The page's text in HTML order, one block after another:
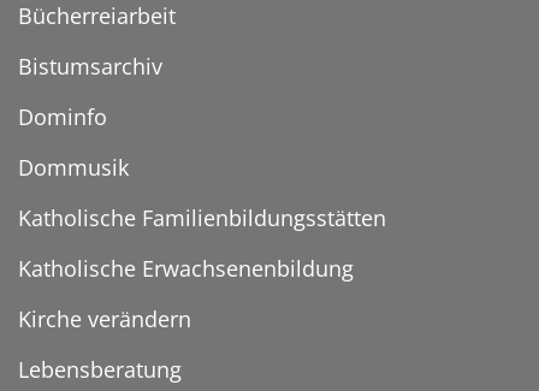
Bücherreiarbeit
Bistumsarchiv
Dominfo
Dommusik
Katholische Familienbildungsstätten
Katholische Erwachsenenbildung
Kirche verändern
Lebensberatung